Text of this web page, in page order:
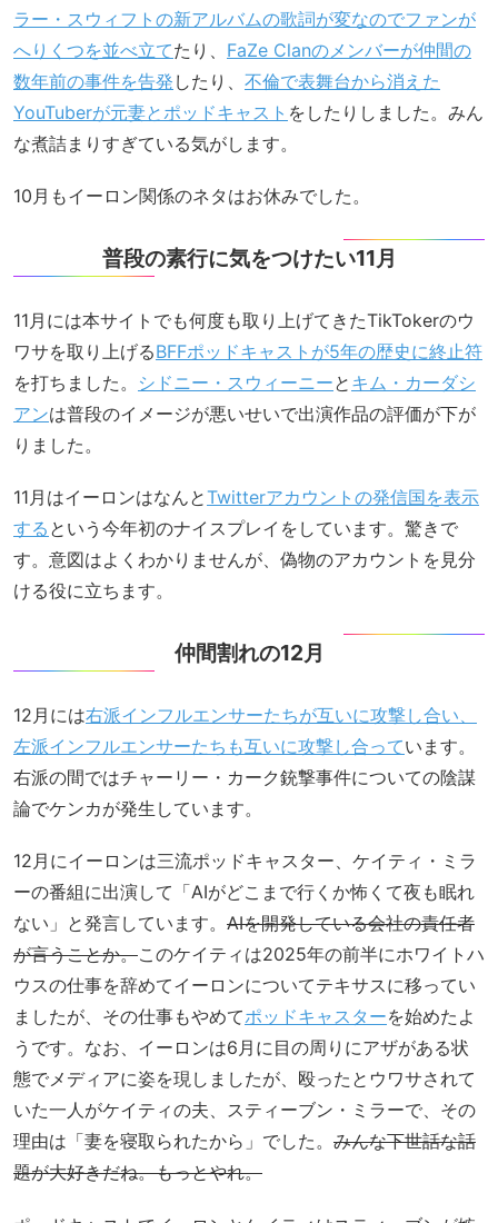
ラー・スウィフトの新アルバムの歌詞が変なのでファンが
へりくつを並べ立てたり、 FaZe Clanのメンバーが仲間の
数年前の事件を告発 したり、 不倫で表舞台から消えた
YouTuberが元妻とポッドキャスト をしたりしました。みん
な煮詰まりすぎている気がします。
10月もイーロン関係のネタはお休みでした。
普段の素行に気をつけたい11月
11月には本サイトでも何度も取り上げてきたTikTokerのウ
ワサを取り上げるBFFポッドキャストが5年の歴史に終止符
を打ちました。 シドニー・スウィーニーと キム・カーダシ
アンは普段のイメージが悪いせいで出演作品の評価が下が
りました。
11月はイーロンはなんとTwitterアカウントの発信国を表示
する という今年初のナイスプレイをしています。驚きで
す。意図はよくわかりませんが、偽物のアカウントを見分
ける役に立ちます。
仲間割れの12月
12月には右派インフルエンサーたちが互いに攻撃し合い、
左派インフルエンサーたちも互いに攻撃し合っています。
右派の間ではチャーリー・カーク銃撃事件についての陰謀
論でケンカが発生しています。
12月にイーロンは三流ポッドキャスター、ケイティ・ミラ
ーの番組に出演して「AIがどこまで行くか怖くて夜も眠れ
ない」と発言しています。 AIを開発している会社の責任者
が言うことか。このケイティは2025年の前半にホワイトハ
ウスの仕事を辞めてイーロンについてテキサスに移ってい
ましたが、その仕事もやめてポッドキャスターを始めたよ
うです。なお、イーロンは6月に目の周りにアザがある状
態でメディアに姿を現しましたが、殴ったとウワサされて
いた一人がケイティの夫、スティーブン・ミラーで、その
理由は「妻を寝取られたから」でした。 みんな下世話な話
題が大好きだね。もっとやれ。